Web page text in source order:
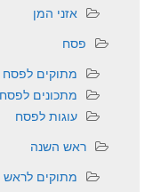
אזני המן
פסח
מתוקים לפסח
מתכונים לפסח
עוגות לפסח
ראש השנה
מתוקים